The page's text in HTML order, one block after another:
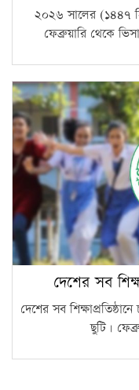
২০২৬ সালের (১৪৪৭
ফেব্রুয়ারি থেকে
দেশের সব
দেশের সব
ছুটি।